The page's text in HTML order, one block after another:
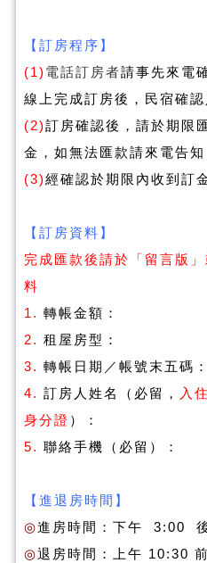
【訂房程序】
(1) 電話訂房者請事先來電
線上完成訂房後，民宿確認
(2)訂房確認後，請於期限
金，如無法匯款請來電告
(3)經確認於期限內收到訂
【訂房資料】
完成匯款後請於「留言版
料
1. 轉帳金額：
2. 租屋房型：
3. 轉帳日期／帳號末五碼：
4. 訂房人姓名（必留，
入
身分證 ）：
5. 聯絡手機（必留）：
【進退房時間】
◎進房時間：下午 3:00
◎退房時間：上午 10:30 前